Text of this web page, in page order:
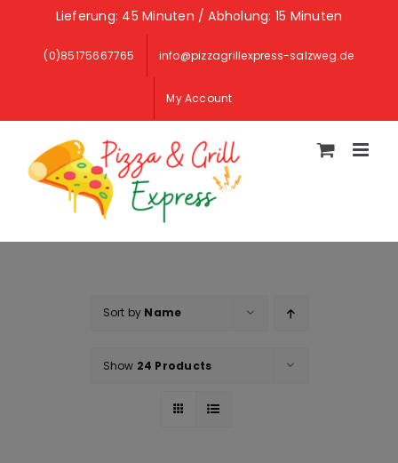
content
Lieferung: 45 Minuten / Abholung: 15 Minuten
(0)85175667765 info@pizzagrillexpress-salzweg.de
My Account
Sort by Name
Show 24 Products